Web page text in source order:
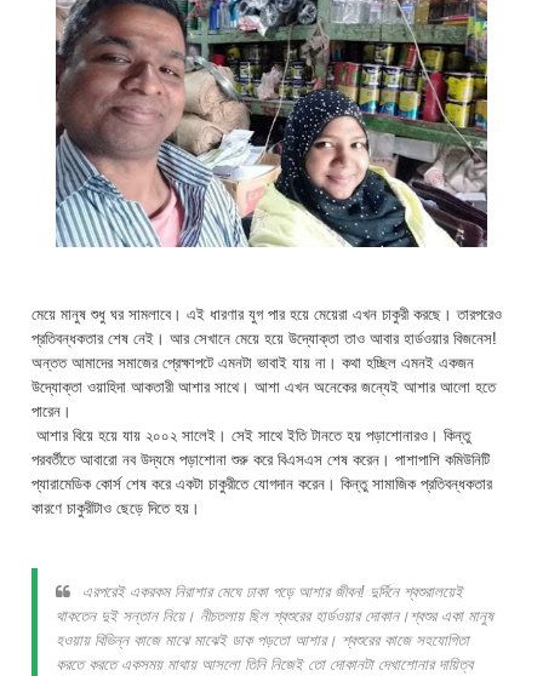
মেয়ে মানুষ শুধু ঘর সামলাবে। এই ধারণার যুগ পার হয়ে মেয়েরা এখন চাকুরী করছে। তারপরেও
প্রতিবন্ধকতার শেষ নেই। আর সেখানে মেয়ে হয়ে উদ্যোক্তা তাও আবার হার্ডওয়ার বিজনেস!
অন্তত আমাদের সমাজের প্রেক্ষাপটে এমনটা ভাবাই যায় না। কথা হচ্ছিল এমনই একজন
উদ্যোক্তা ওয়াহিদা আকতারী আশার সাথে। আশা এখন অনেকের জন্যেই আশার আলো হতে
পারেন।
আশার বিয়ে হয়ে যায় ২০০২ সালেই। সেই সাথে ইতি টানতে হয় পড়াশোনারও। কিন্তু
পরবর্তীতে আবারো নব উদ্যমে পড়াশোনা শুরু করে বিএসএস শেষ করেন। পাশাপাশি কমিউনিটি
প্যারামেডিক কোর্স শেষ করে একটা চাকুরীতে যোগদান করেন। কিন্তু সামাজিক প্রতিবন্ধকতার
কারণে চাকুরীটাও ছেড়ে দিতে হয়।
এরপরেই একরকম নিরাশার মেঘে ঢাকা পড়ে আশার জীবন! দুর্দিনে শ্বশুরালয়েই
থাকতেন দুই সন্তান নিয়ে। নীচতলায় ছিল শ্বশুরের হার্ডওয়ার দোকান।শ্বশুর একা মানুষ
হওয়ায় বিভিন্ন কাজে মাঝে মাঝেই ডাক পড়তো আশার। শ্বশুরের কাজে সহযোগিতা
করতে করতে একসময় মাথায় আসলো তিনি নিজেই তো দোকানটা দেখাশোনার দায়িত্ব